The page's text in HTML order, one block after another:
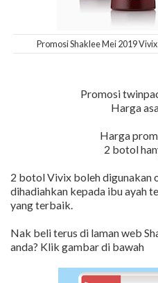
Promosi Shaklee Mei 2019
Promosi
Harga
Harga
2 botol
2 botol Vivix boleh digunakan
dihadiahkan kepada ibu ayah
yang terbaik.
Nak beli terus di laman web
anda? Klik gambar di bawah